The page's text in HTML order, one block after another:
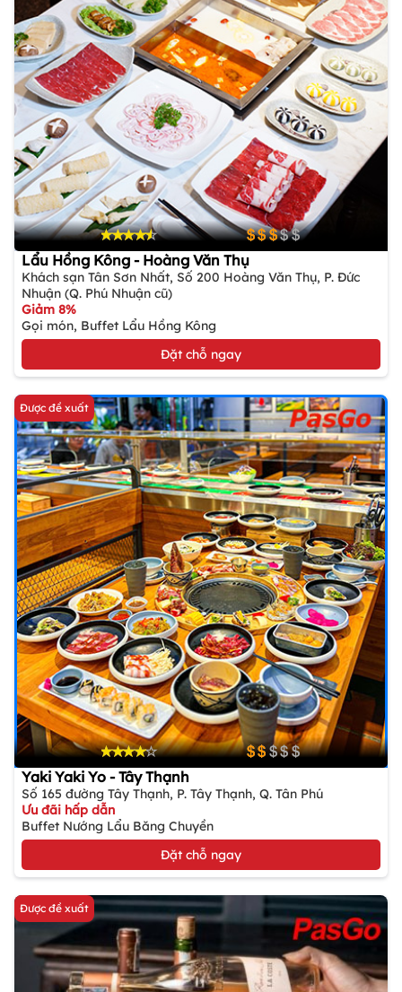
Lẩu Hồng Kông - Hoàng Văn Thụ
Khách sạn Tân Sơn Nhất, Số 200 Hoàng Văn Thụ, P. Đức
Nhuận (Q. Phú Nhuận cũ)
Giảm 8%
Gọi món, Buffet Lẩu Hồng Kông
Đặt chỗ ngay
Được đề xuất
Yaki Yaki Yo - Tây Thạnh
Số 165 đường Tây Thạnh, P. Tây Thạnh, Q. Tân Phú
Ưu đãi hấp dẫn
Buffet Nướng Lẩu Băng Chuyền
Đặt chỗ ngay
Được đề xuất